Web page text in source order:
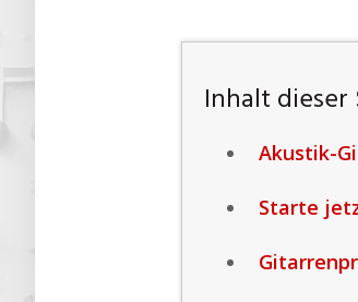
Inhalt dieser
Akustik-
Starte